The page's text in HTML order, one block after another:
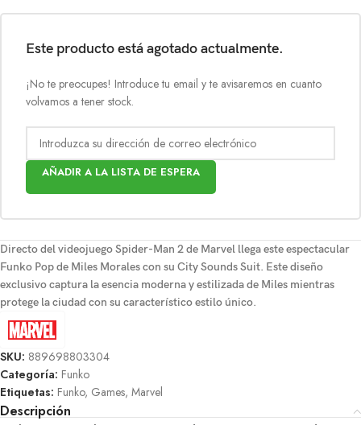
Este producto está agotado actualmente.
¡No te preocupes! Introduce tu email y te avisaremos en cuanto
volvamos a tener stock.
AÑADIR A LA LISTA DE ESPERA
Directo del videojuegoSpider-Man 2de Marvel llega este espectacular
Funko Pop de Miles Moralescon su City Sounds Suit. Este diseño
exclusivo captura la esencia moderna y estilizada de Miles mientras
protege la ciudad con su característico estilo único.
SKU: 889698803304
Categoría: Funko
Etiquetas: Funko, Games, Marvel
Descripción